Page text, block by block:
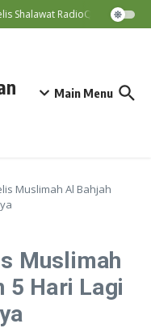
Shalawat RadioQu Bersama
Main Menu
Muslimah Al Bahjah
Muslimah
5 Hari Lagi